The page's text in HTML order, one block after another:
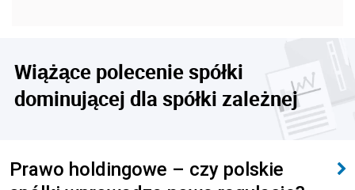
Wiążące polecenie spółki
dominującej dla spółki zależnej
Prawo holdingowe – czy polskie